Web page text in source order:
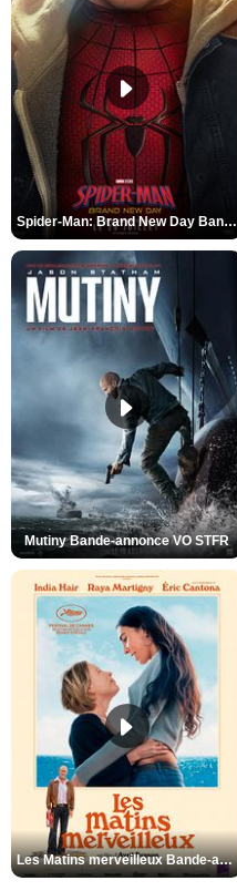
Spider-Man: Brand New Day Bande-annonce VO STFR
Mutiny Bande-annonce VO STFR
Les Matins merveilleux Bande-annonce VF